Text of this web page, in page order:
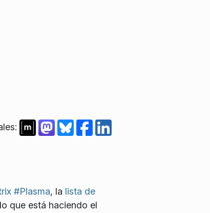
#Plasma, la lista de
que está haciendo el